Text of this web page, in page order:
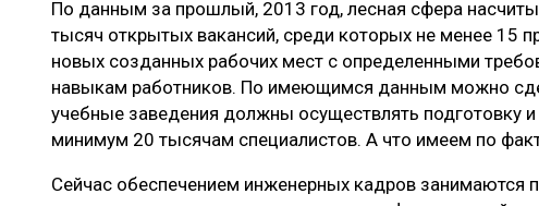
По данным за прошлый, 2013 год, лесная сфера
тысяч открытых вакансий, среди которых не менее 15
новых созданных рабочих мест с определенными
навыкам работников. По имеющимся данным можно
учебные заведения должны осуществлять подготовку
минимум 20 тысячам специалистов. А что имеем по
Сейчас обеспечением инженерных кадров занимаются